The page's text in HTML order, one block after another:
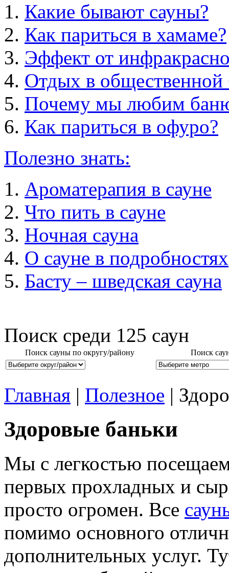
Какие бывают сауны?
Как париться в хамаме?
Эффект от
Отдых в общественной
Почему мы любим
Как париться в офуро?
Полезно знать:
Ароматерапия в сауне
Что пить в сауне
Ночная сауна
О сауне в подробностях
Басту – шведская сауна
Поиск среди 125 саун
Поиск сауны по округу/району Поиск
Главная | Полезное |
Здоровые баньки
Мы с легкостью
первых прохладных и
просто огромен. Все
помимо основного
дополнительных услуг.